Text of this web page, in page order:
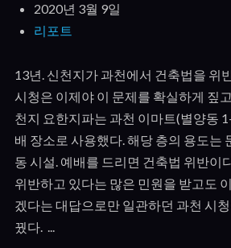
2020년 3월 9일
리포트
13년. 신천지가 과천에서 건축법을 위
시청은 이제야 이 문제를 확실하게 짚
천지 요한지파는 과천 이마트(별양동
배 장소로 사용했다. 해당 층의 용도는
동 시설. 예배를 드리면 건축법 위반이
위반하고 있다는 많은 민원을 받고도
겠다는 대답으로만 일관하던 과천 시
꿨다. ...